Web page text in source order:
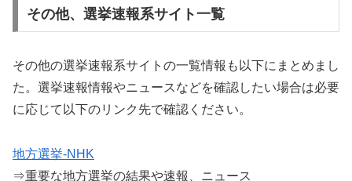
その他、選挙速報系サイト一覧
その他の選挙速報系サイトの一覧情報も以下にまとめまし
た。選挙速報情報やニュースなどを確認したい場合は必要
に応じて以下のリンク先で確認ください。
地方選挙-NHK
⇒重要な地方選挙の結果や速報、ニュース